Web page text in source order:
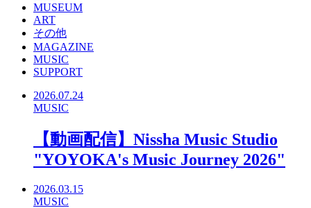
MUSEUM
ART
その他
MAGAZINE
MUSIC
SUPPORT
2026.07.24
MUSIC
【動画配信】Nissha Music Studio
"YOYOKA's Music Journey 2026"
2026.03.15
MUSIC